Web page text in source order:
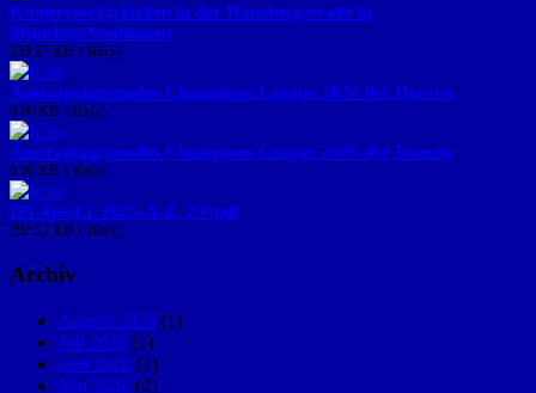
Kinderstockschießen in der Hanebergstraße in
München/Neuhausen
253.27 KB 1 file(s)
Austragungsmodus Champions League 2026 der Herren
0.00 KB 1 file(s)
Austragungsmodus Champions League 2026 der Damen
0.00 KB 1 file(s)
IFI-SpGLi_2025-A-Z_2.0.pdf
292.22 KB 1 file(s)
Archiv
August 2026 (1)
Juli 2026 (1)
Juni 2026 (1)
Mai 2026 (2)